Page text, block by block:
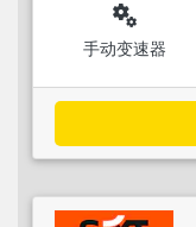
miscellaneous_services
手动变速器